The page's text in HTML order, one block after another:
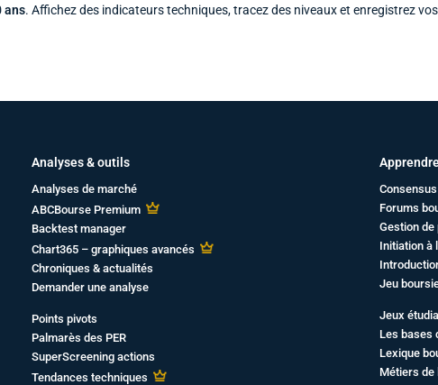
ans. Affichez des indicateurs techniques, tracez des niveaux et enregistrez vos
Analyses & outils
Analyses de marché
ABCBourse Premium
Backtest manager
Chart365 – graphiques avancés
Chroniques & actualités
Demander une analyse
Points pivots
Palmarès des PER
SuperScreening actions
Tendances techniques
Forums
Gestion
Initiation à
Jeu
Jeux
Les bases
Lexique
Métiers de